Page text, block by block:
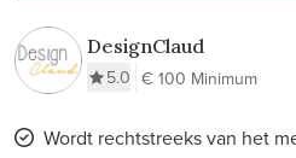
DesignClaud
5.0 € 100 Minimum
Wordt rechtstreeks van het